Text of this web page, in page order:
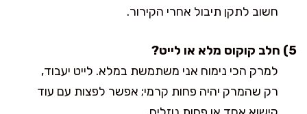
חשוב לתקן תיבול אחרי הקירור.
5) חלב קוקוס מלא או לייט?
למרק הכי נימוח אני משתמשת במלא. לייט יעבוד,
רק שהמרק יהיה פחות קרמי; אפשר לפצות עם עוד